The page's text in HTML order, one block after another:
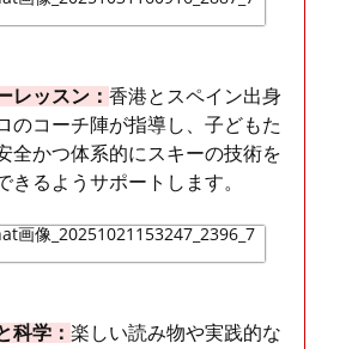
レッスン：香港とスペイン出身
のコーチ陣が指導し、子どもた
全かつ体系的にスキーの技術を
きるようサポートします。
科学：楽しい読み物や実践的な